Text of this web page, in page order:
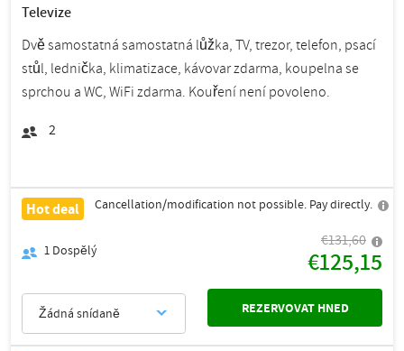
Televize
Dvě samostatná samostatná lůžka, TV, trezor, telefon, psací
stůl, lednička, klimatizace, kávovar zdarma, koupelna se
sprchou a WC, WiFi zdarma. Kouření není povoleno.
2
Hot deal Cancellation/modification not possible. Pay directly.
1 Dospělý
€131,60
€125,15
Žádná snídaně REZERVOVAT HNED